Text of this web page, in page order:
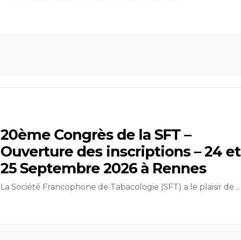
20ème Congrès de la SFT –
Ouverture des inscriptions – 24 et
25 Septembre 2026 à Rennes
La Société Francophone de Tabacologie (SFT) a le plaisir de ...